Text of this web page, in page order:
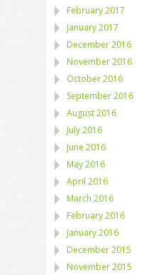
February 2017
January 2017
December 2016
November 2016
October 2016
September 2016
August 2016
July 2016
June 2016
May 2016
April 2016
March 2016
February 2016
January 2016
December 2015
November 2015